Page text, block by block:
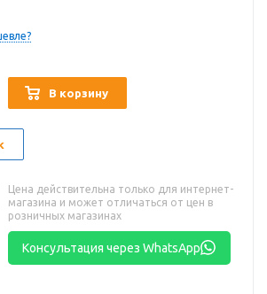
В корзину
Цена действительна только для интернет-
магазина и может отличаться от цен в
розничных магазинах
Консультация через WhatsApp